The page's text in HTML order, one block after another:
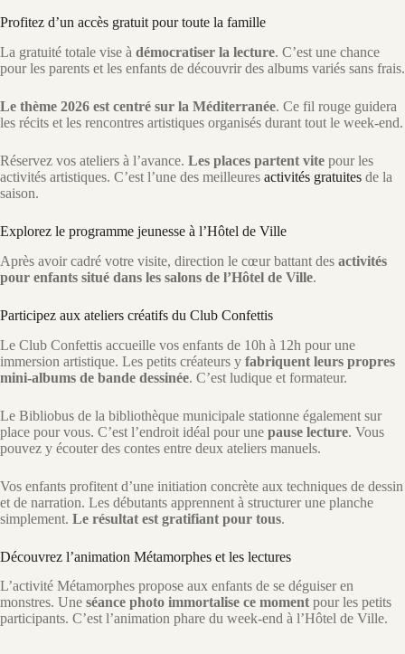
Profitez d’un accès gratuit pour toute la famille
La gratuité totale vise à démocratiser la lecture. C’est une chance
pour les parents et les enfants de découvrir des albums variés sans frais.
Le thème 2026 est centré sur la Méditerranée. Ce fil rouge guidera
les récits et les rencontres artistiques organisés durant tout le week-end.
Réservez vos ateliers à l’avance. Les places partent vite pour les
activités artistiques. C’est l’une des meilleures activités gratuites de la
saison.
Explorez le programme jeunesse à l’Hôtel de Ville
Après avoir cadré votre visite, direction le cœur battant des activités
pour enfants situé dans les salons de l’Hôtel de Ville.
Participez aux ateliers créatifs du Club Confettis
Le Club Confettis accueille vos enfants de 10h à 12h pour une
immersion artistique. Les petits créateurs y fabriquent leurs propres
mini-albums de bande dessinée. C’est ludique et formateur.
Le Bibliobus de la bibliothèque municipale stationne également sur
place pour vous. C’est l’endroit idéal pour une pause lecture. Vous
pouvez y écouter des contes entre deux ateliers manuels.
Vos enfants profitent d’une initiation concrète aux techniques de dessin
et de narration. Les débutants apprennent à structurer une planche
simplement. Le résultat est gratifiant pour tous.
Découvrez l’animation Métamorphes et les lectures
L’activité Métamorphes propose aux enfants de se déguiser en
monstres. Une séance photo immortalise ce moment pour les petits
participants. C’est l’animation phare du week-end à l’Hôtel de Ville.